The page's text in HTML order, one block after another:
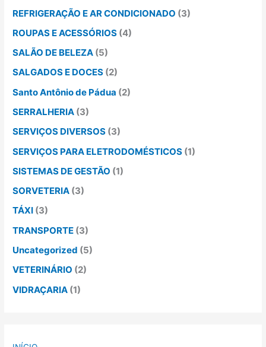
REFRIGERAÇÃO E AR CONDICIONADO (3)
ROUPAS E ACESSÓRIOS (4)
SALÃO DE BELEZA (5)
SALGADOS E DOCES (2)
Santo Antônio de Pádua (2)
SERRALHERIA (3)
SERVIÇOS DIVERSOS (3)
SERVIÇOS PARA ELETRODOMÉSTICOS (1)
SISTEMAS DE GESTÃO (1)
SORVETERIA (3)
TÁXI (3)
TRANSPORTE (3)
Uncategorized (5)
VETERINÁRIO (2)
VIDRAÇARIA (1)